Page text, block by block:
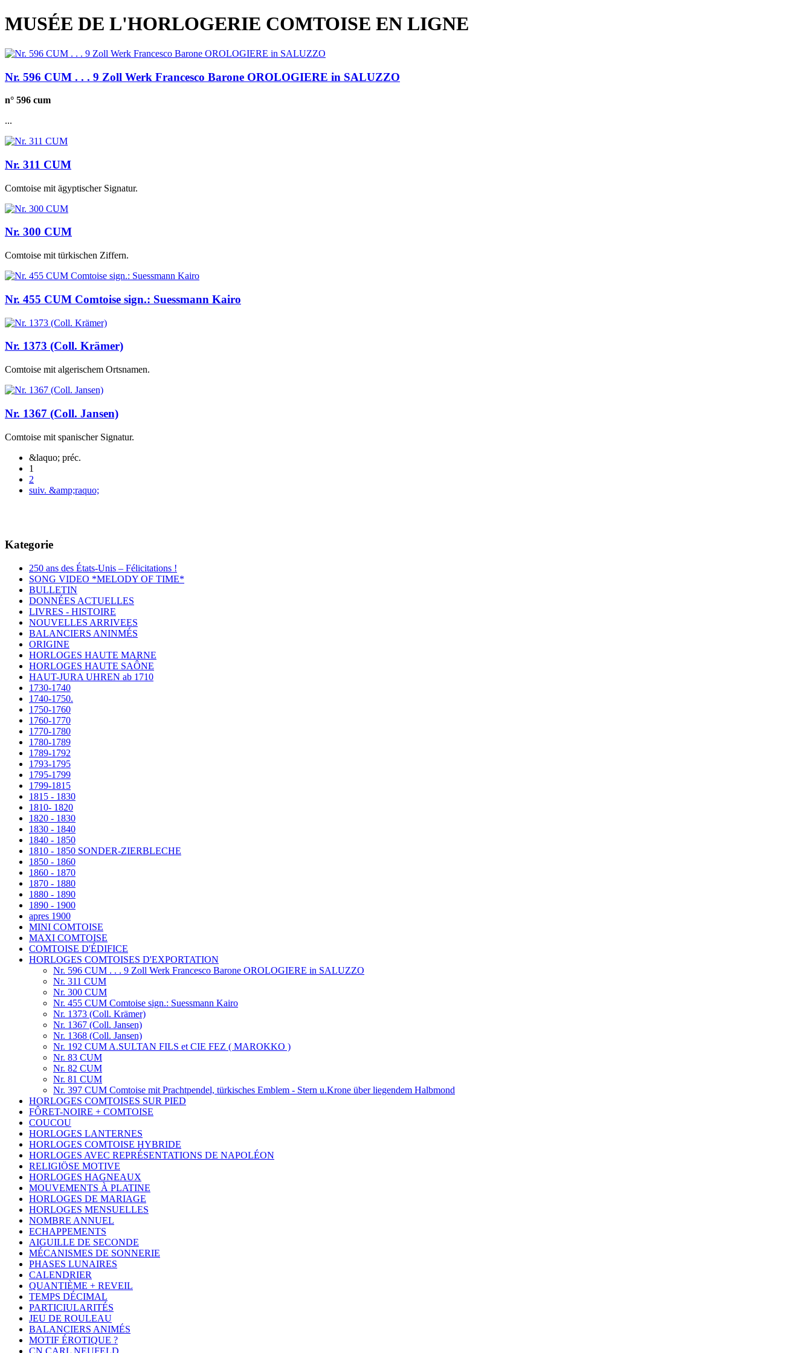
MUSÉE DE L'HORLOGERIE COMTOISE EN LIGNE
Nr. 596 CUM . . . 9 Zoll Werk Francesco Barone OROLOGIERE in SALUZZO
n° 596 cum
...
Nr. 311 CUM
Comtoise mit ägyptischer Signatur.
Nr. 300 CUM
Comtoise mit türkischen Ziffern.
Nr. 455 CUM Comtoise sign.: Suessmann Kairo
Nr. 1373 (Coll. Krämer)
Comtoise mit algerischem Ortsnamen.
Nr. 1367 (Coll. Jansen)
Comtoise mit spanischer Signatur.
&laquo; préc.
1
2
suiv. &amp;raquo;
Kategorie
250 ans des États-Unis – Félicitations !
SONG VIDEO *MELODY OF TIME*
BULLETIN
DONNÉES ACTUELLES
LIVRES - HISTOIRE
NOUVELLES ARRIVEES
BALANCIERS ANINMÉS
ORIGINE
HORLOGES HAUTE MARNE
HORLOGES HAUTE SAÔNE
HAUT-JURA UHREN ab 1710
1730-1740
1740-1750.
1750-1760
1760-1770
1770-1780
1780-1789
1789-1792
1793-1795
1795-1799
1799-1815
1815 - 1830
1810- 1820
1820 - 1830
1830 - 1840
1840 - 1850
1810 - 1850 SONDER-ZIERBLECHE
1850 - 1860
1860 - 1870
1870 - 1880
1880 - 1890
1890 - 1900
apres 1900
MINI COMTOISE
MAXI COMTOISE
COMTOISE D'ÉDIFICE
HORLOGES COMTOISES D'EXPORTATION
Nr. 596 CUM . . . 9 Zoll Werk Francesco Barone OROLOGIERE in SALUZZO
Nr. 311 CUM
Nr. 300 CUM
Nr. 455 CUM Comtoise sign.: Suessmann Kairo
Nr. 1373 (Coll. Krämer)
Nr. 1367 (Coll. Jansen)
Nr. 1368 (Coll. Jansen)
Nr. 192 CUM A.SULTAN FILS et CIE FEZ ( MAROKKO )
Nr. 83 CUM
Nr. 82 CUM
Nr. 81 CUM
Nr. 397 CUM Comtoise mit Prachtpendel, türkisches Emblem - Stern u.Krone über liegendem Halbmond
HORLOGES COMTOISES SUR PIED
FÔRET-NOIRE + COMTOISE
COUCOU
HORLOGES LANTERNES
HORLOGES COMTOISE HYBRIDE
HORLOGES AVEC REPRÉSENTATIONS DE NAPOLÉON
RELIGIÖSE MOTIVE
HORLOGES HAGNEAUX
MOUVEMENTS À PLATINE
HORLOGES DE MARIAGE
HORLOGES MENSUELLES
NOMBRE ANNUEL
ECHAPPEMENTS
AIGUILLE DE SECONDE
MÉCANISMES DE SONNERIE
PHASES LUNAIRES
CALENDRIER
QUANTIÈME + REVEIL
TEMPS DÉCIMAL
PARTICIULARITÉS
JEU DE ROULEAU
BALANCIERS ANIMÉS
MOTIF ÉROTIQUE ?
CN CARL NEUFELD